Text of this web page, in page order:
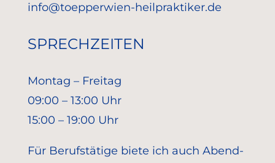
info@toepperwien-heilpraktiker.de
SPRECHZEITEN
Montag – Freitag
09:00 – 13:00 Uhr
15:00 – 19:00 Uhr
Für Berufstätige biete ich auch Abend-